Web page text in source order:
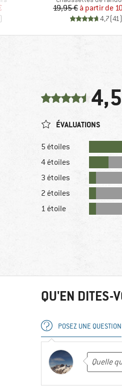
Prix
19,95 € Prix
à partir de
4,7(41)
4,5
ÉVALUATIONS
5 étoiles
4 étoiles
3 étoiles
2 étoiles
1 étoile
QU'EN DITES-
POSEZ UNE QUESTION